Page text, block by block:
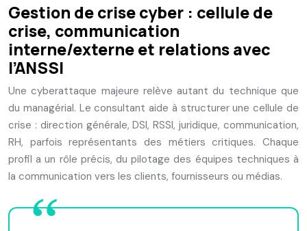
Gestion de crise cyber : cellule de
crise, communication
interne/externe et relations avec
l’ANSSI
Une cyberattaque majeure relève autant du technique que
du managérial. Le consultant aide à structurer une cellule de
crise : direction générale, DSI, RSSI, juridique, communication,
RH, parfois représentants des métiers critiques. Chaque
profil a un rôle précis, du pilotage des équipes techniques à
la communication vers les clients, fournisseurs ou médias.